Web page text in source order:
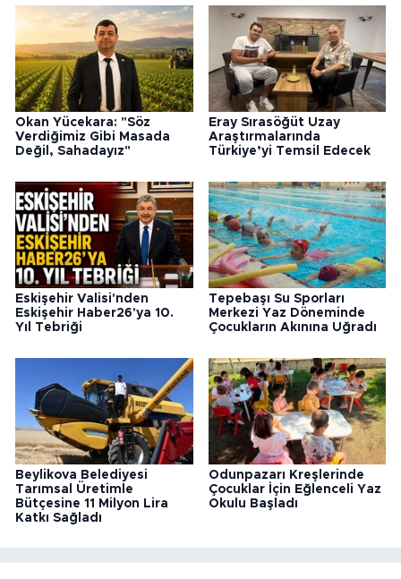
Okan Yücekara: "Söz
Verdiğimiz Gibi Masada
Değil, Sahadayız"
Eray Sırasöğüt Uzay
Araştırmalarında
Türkiye’yi Temsil Edecek
Eskişehir Valisi'nden
Eskişehir Haber26'ya 10.
Yıl Tebriği
Tepebaşı Su Sporları
Merkezi Yaz Döneminde
Çocukların Akınına Uğradı
Beylikova Belediyesi
Tarımsal Üretimle
Bütçesine 11 Milyon Lira
Katkı Sağladı
Odunpazarı Kreşlerinde
Çocuklar İçin Eğlenceli Yaz
Okulu Başladı